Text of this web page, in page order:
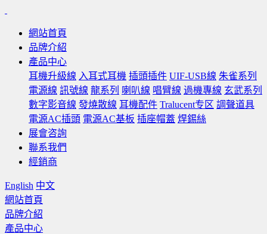
網站首頁
品牌介紹
產品中心
耳機升級線 入耳式耳機 插頭插件 UIF-USB線 朱雀系列
電源線 訊號線 龍系列 喇叭線 唱臂線 過機專線 玄武系列
數字影音線 發燒散線 耳機配件 Tralucent专区 調聲道具
電源AC插頭 電源AC基板 插座帽蓋 焊錫絲
展會咨詢
聯系我們
經銷商
English 中文
網站首頁
品牌介紹
產品中心